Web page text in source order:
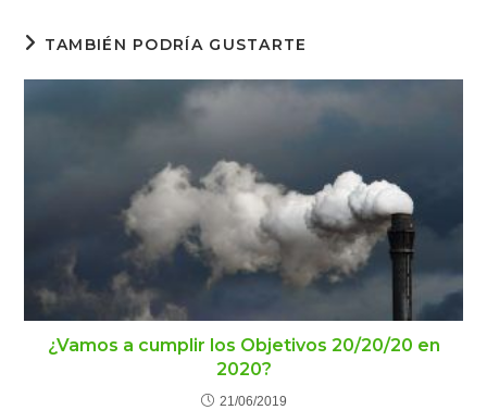
TAMBIÉN PODRÍA GUSTARTE
¿Vamos a cumplir los Objetivos 20/20/20 en
2020?
21/06/2019